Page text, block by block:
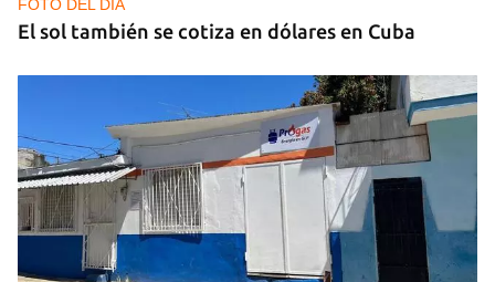
FOTO DEL DÍA
El sol también se cotiza en dólares en Cuba